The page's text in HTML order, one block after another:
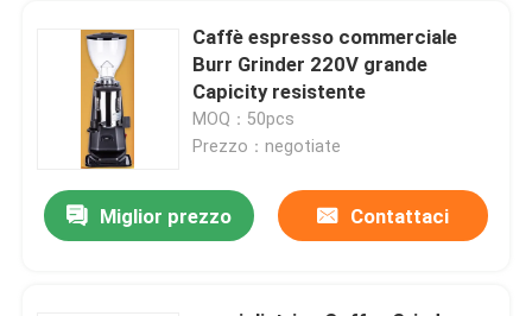
Prodotti
Mostra VR
Circa noi
Caffè espresso commerciale
Burr Grinder 220V grande
Capicity resistente
MOQ：50pcs
Prezzo：negotiate
Miglior prezzo Contattaci